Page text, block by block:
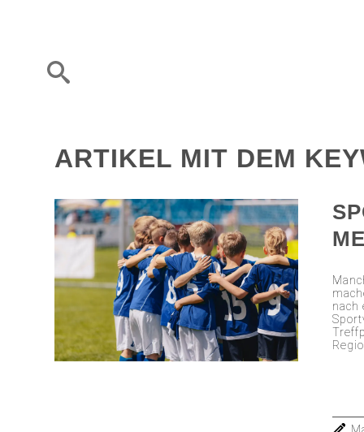
ARTIKEL MIT DEM
nach